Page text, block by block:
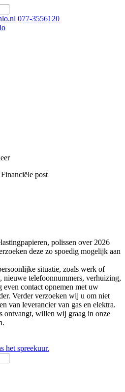
077-3556120
post
polissen over 2026
deze zo spoedig mogelijk aan
situatie, zoals werk of
nieuwe telefoonnummers, verhuizing,
contact opnemen met uw
Verder verzoeken wij u om niet
van leverancier van gas en elektra.
ontvangt, willen wij graag in onze
het spreekuur.